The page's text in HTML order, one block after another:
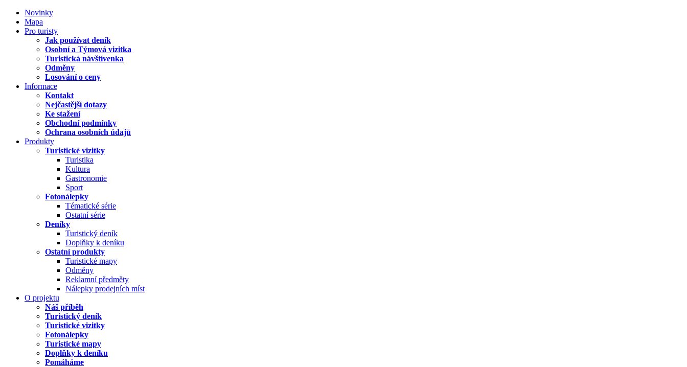
Novinky
Mapa
Pro turisty
Jak používat deník
Osobní a Týmová vizitka
Turistická návštívenka
Odměny
Losování o ceny
Informace
Kontakt
Nejčastější dotazy
Ke stažení
Obchodní podmínky
Ochrana osobních údajů
Produkty
Turistické vizitky
Turistika
Kultura
Gastronomie
Sport
Fotonálepky
Tématické série
Ostatní série
Deníky
Turistický deník
Doplňky k deníku
Ostatní produkty
Turistické mapy
Odměny
Reklamní předměty
Nálepky prodejních míst
O projektu
Náš příběh
Turistický deník
Turistické vizitky
Fotonálepky
Turistické mapy
Doplňky k deníku
Pomáháme